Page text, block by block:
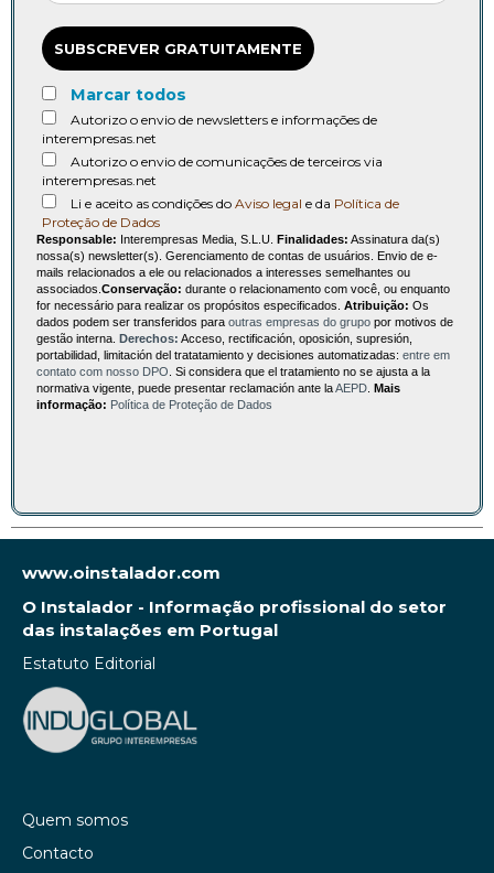
SUBSCREVER GRATUITAMENTE
Marcar todos
Autorizo o envio de newsletters e informações de
interempresas.net
Autorizo o envio de comunicações de terceiros via
interempresas.net
Li e aceito as condições do Aviso legal e da Política de
Proteção de Dados
Responsable: Interempresas Media, S.L.U. Finalidades: Assinatura da(s)
nossa(s) newsletter(s). Gerenciamento de contas de usuários. Envio de e-
mails relacionados a ele ou relacionados a interesses semelhantes ou
associados. Conservação: durante o relacionamento com você, ou enquanto
for necessário para realizar os propósitos especificados. Atribuição: Os
dados podem ser transferidos para outras empresas do grupo por motivos de
gestão interna.
Derechos: Acceso, rectificación, oposición, supresión,
portabilidad, limitación del tratatamiento y decisiones automatizadas: entre em
contato com nosso DPO . Si considera que el tratamiento no se ajusta a la
normativa vigente, puede presentar reclamación ante laAEPD
Mais
informação: Política de Proteção de Dados
www.oinstalador.com
O Instalador - Informação profissional do setor
das instalações em Portugal
Estatuto Editorial
Quem somos
Contacto